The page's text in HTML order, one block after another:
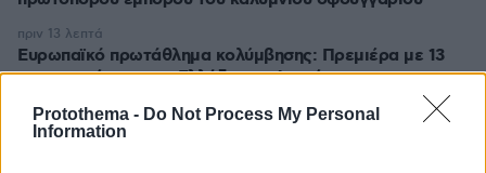
Protothema - Do Not Process My Personal
Information
Ευρωπαϊκό πρωτάθλημα κολύμβησης: Πρεμιέρα με 13
συμμετοχές για την Ελλάδα την Δευτέρα
πριν 13 λεπτά
Βραδινές λιγούρες; 4 υγιεινά σνακ για να δοκιμάσετε
πριν 18 λεπτά